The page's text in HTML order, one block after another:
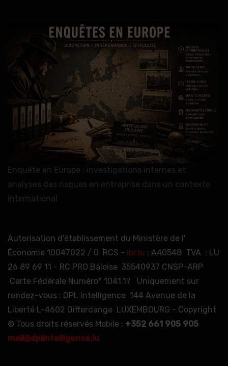
Enquête en Europe : investigations internes et
analyses des risques en entreprise dans un contexte
international
Autorisation d'établissement du Ministère de l'
Économie 10047022 / 0 RCS - lbr.lu : A40548 TVA : LU
26 89 69 11 - RC PRO Bâloise 35540937 CNSP-ARP
Carte Fédérale Numéro° 1041.17 Uniquement sur
rendez-vous : DPL Intelligence 144 Avenue de la
Liberté L-4602 Differdange LUXEMBOURG - Copyright
© Tous droits réservés Mobile : +352 661 905 905
mail@dplintelligence.lu